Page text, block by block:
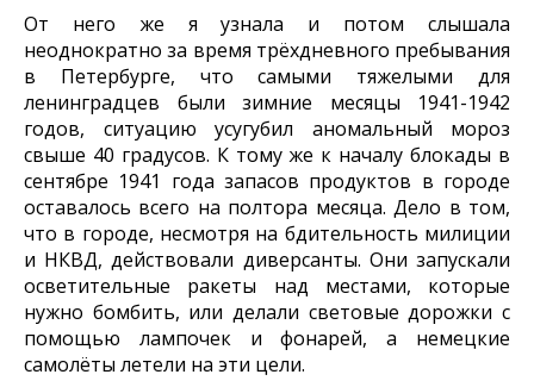
От него же я узнала и потом слышала
неоднократно за время трёхдневного пребывания
в Петербурге, что самыми тяжелыми для
ленинградцев были зимние месяцы 1941-1942
годов, ситуацию усугубил аномальный мороз
свыше 40 градусов. К тому же к началу блокады в
сентябре 1941 года запасов продуктов в городе
оставалось всего на полтора месяца. Дело в том,
что в городе, несмотря на бдительность милиции
и НКВД, действовали диверсанты. Они запускали
осветительные ракеты над местами, которые
нужно бомбить, или делали световые дорожки с
помощью лампочек и фонарей, а немецкие
самолёты летели на эти цели.